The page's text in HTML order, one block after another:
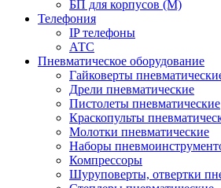
БП для корпусов (М)
Телефония
IP телефоны
АТС
Пневматическое оборудование
Гайковерты
Дрели пневматические
Пистолеты пневматические
Краскопульты
Молотки пневматические
Наборы
Компрессоры
Шуруповерты, отвертки